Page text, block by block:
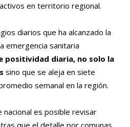
en territorio regional.
diarios que ha alcanzado la
emergencia sanitaria
positividad diaria, no solo la
sino que se aleja en siete
semanal en la región.
es posible revisar